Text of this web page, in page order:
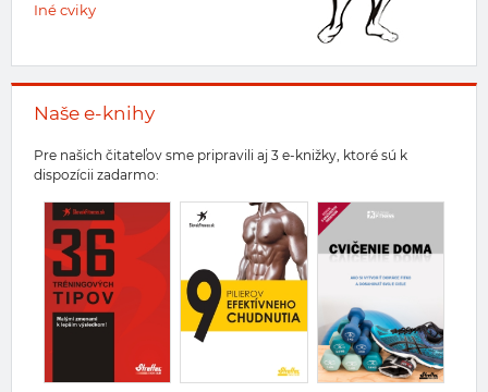
Iné cviky
Naše e-knihy
Pre našich čitateľov sme pripravili aj 3 e-knižky, ktoré sú k
dispozícii zadarmo: